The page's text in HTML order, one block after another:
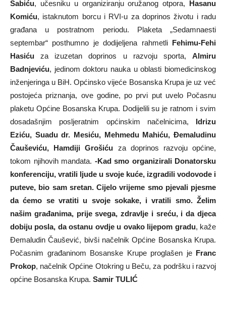
Šabiću, učesniku u organiziranju oružanog otpora, Hasanu
Komiću, istaknutom borcu i RVI-u za doprinos životu i radu
građana u postratnom periodu. Plaketa „Sedamnaesti
septembar“ posthumno je dodijeljena rahmetli Fehimu-Fehi
Hasiću za izuzetan doprinos u razvoju sporta, Almiru
Badnjeviću, jedinom doktoru nauka u oblasti biomedicinskog
inženjeringa u BiH. Općinsko vijeće Bosanska Krupa je uz već
postojeća priznanja, ove godine, po prvi put uvelo Počasnu
plaketu Općine Bosanska Krupa. Dodijelili su je ratnom i svim
dosadašnjim posljeratnim općinskim načelnicima, Idrizu
Eziću, Suadu dr. Mesiću, Mehmedu Mahiću, Đemaludinu
Čauševiću, Hamdiji Grošiću za doprinos razvoju općine,
tokom njihovih mandata. -Kad smo organizirali Donatorsku
konferenciju, vratili ljude u svoje kuće, izgradili vodovode i
puteve, bio sam sretan. Cijelo vrijeme smo pjevali pjesme
da ćemo se vratiti u svoje sokake, i vratili smo. Želim
našim građanima, prije svega, zdravlje i sreću, i da djeca
dobiju posla, da ostanu ovdje u ovako lijepom gradu, kaže
Đemaludin Čaušević, bivši načelnik Općine Bosanska Krupa.
Počasnim građaninom Bosanske Krupe proglašen je Franc
Prokop, načelnik Općine Otokring u Beču, za podršku i razvoj
općine Bosanska Krupa. Samir TULIĆ